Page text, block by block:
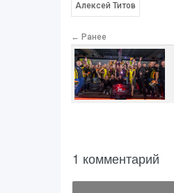
Алексей Титов
← Ранее
1 комментарий